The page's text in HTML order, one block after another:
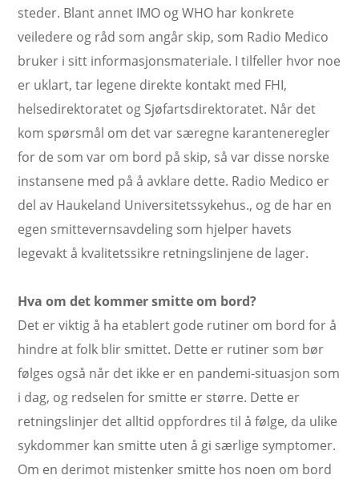
steder. Blant annet IMO og WHO har konkrete
veiledere og råd som angår skip, som Radio Medico
bruker i sitt informasjonsmateriale. I tilfeller hvor noe
er uklart, tar legene direkte kontakt med FHI,
helsedirektoratet og Sjøfartsdirektoratet. Når det
kom spørsmål om det var særegne karanteneregler
for de som var om bord på skip, så var disse norske
instansene med på å avklare dette. Radio Medico er
del av Haukeland Universitetssykehus., og de har en
egen smittevernsavdeling som hjelper havets
legevakt å kvalitetssikre retningslinjene de lager.
Hva om det kommer smitte om bord?
Det er viktig å ha etablert gode rutiner om bord for å
hindre at folk blir smittet. Dette er rutiner som bør
følges også når det ikke er en pandemi-situasjon som
i dag, og redselen for smitte er større. Dette er
retningslinjer det alltid oppfordres til å følge, da ulike
sykdommer kan smitte uten å gi særlige symptomer.
Om en derimot mistenker smitte hos noen om bord